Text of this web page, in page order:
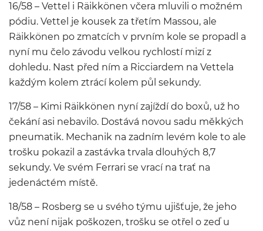
16/58 – Vettel i Räikkönen včera mluvili o možném
pódiu. Vettel je kousek za třetím Massou, ale
Räikkönen po zmatcích v prvním kole se propadl a
nyní mu čelo závodu velkou rychlostí mizí z
dohledu. Nast před ním a Ricciardem na Vettela
každým kolem ztrácí kolem půl sekundy.
17/58 – Kimi Räikkönen nyní zajíždí do boxů, už ho
čekání asi nebavilo. Dostává novou sadu měkkých
pneumatik. Mechanik na zadním levém kole to ale
trošku pokazil a zastávka trvala dlouhých 8,7
sekundy. Ve svém Ferrari se vrací na trať na
jedenáctém místě.
18/58 – Rosberg se u svého týmu ujišťuje, že jeho
vůz není nijak poškozen, trošku se otřel o zeď u